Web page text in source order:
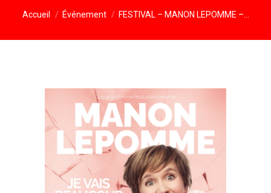
Vous êtes ici :
Accueil Événement FESTIVAL – MANON LEPOMME –…